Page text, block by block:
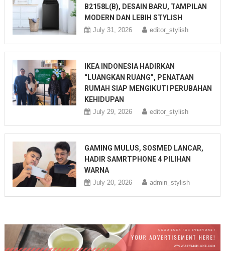
B2158L(B), DESAIN BARU, TAMPILAN
MODERN DAN LEBIH STYLISH
July 31, 2026 editor_stylish
IKEA INDONESIA HADIRKAN
“LUANGKAN RUANG”, PENATAAN
RUMAH SIAP MENGIKUTI PERUBAHAN
KEHIDUPAN
July 29, 2026 editor_stylish
GAMING MULUS, SOSMED LANCAR,
HADIR SAMRTPHONE 4 PILIHAN
WARNA
July 20, 2026 admin_stylish